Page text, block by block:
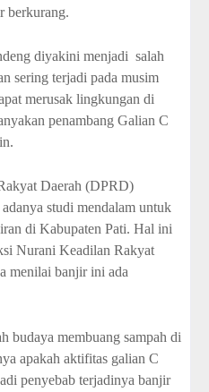
berkurang.
diyakini menjadi salah
sering terjadi pada musim
merusak lingkungan di
penambang Galian C
Daerah (DPRD)
studi mendalam untuk
di Kabupaten Pati. Hal ini
Nurani Keadilan Rakyat
menilai banjir ini ada
budaya membuang sampah di
apakah aktifitas galian C
penyebab terjadinya banjir